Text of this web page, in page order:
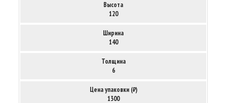
Высота
120
Ширина
140
Толщина
6
Цена упаковки (₽)
1300